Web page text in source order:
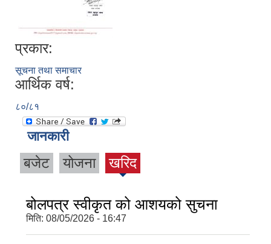
प्रकार:
सूचना तथा समाचार
आर्थिक वर्ष:
८०/८१
जानकारी
बजेट योजना खरिद
बोलपत्र स्वीकृत को आशयको सुचना
मिति: 08/05/2026 - 16:47